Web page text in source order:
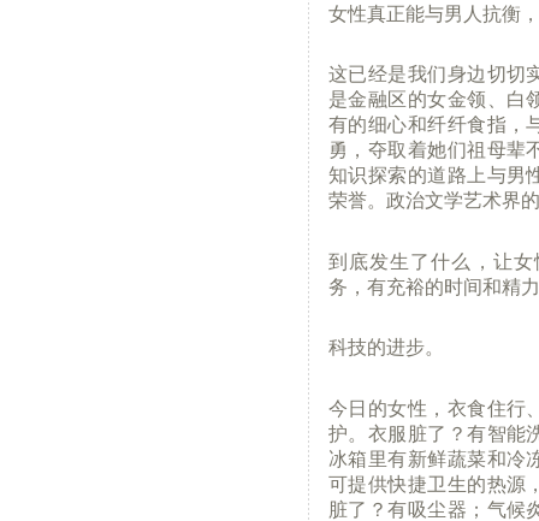
女性真正能与男人抗衡
这已经是我们身边切切
是金融区的女金领、白
有的细心和纤纤食指，
勇，夺取着她们祖母辈
知识探索的道路上与男
荣誉。政治文学艺术界
到底发生了什么，让
务，有充裕的时间和精
科技的进步。
今日的女性，衣食住行
护。衣服脏了？有智能
冰箱里有新鲜蔬菜和冷
可提供快捷卫生的热源
脏了？有吸尘器；气候